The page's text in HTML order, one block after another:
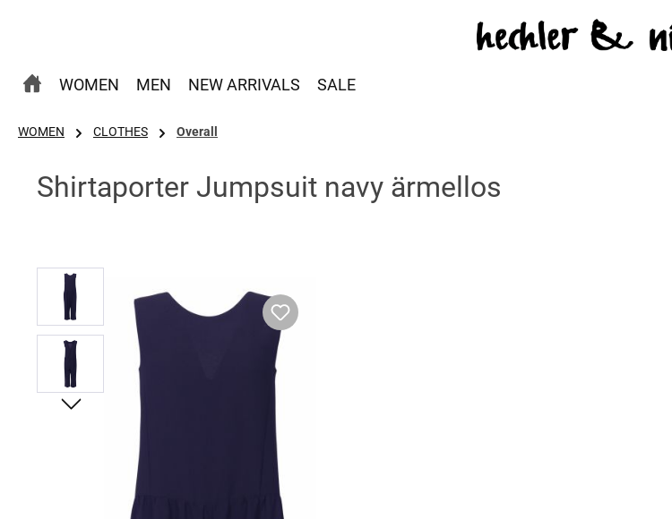
WOMEN MEN NEW ARRIVALS SALE
WOMEN CLOTHES Overall
Shirtaporter Jumpsuit navy ärmellos
Bildergalerie überspringen